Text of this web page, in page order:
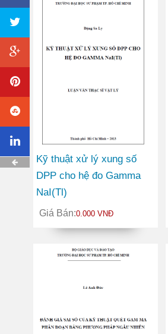
Kỹ thuật xử lý xung số
DPP cho hệ đo Gamma
NaI(Tl)
Giá Bán:0.000 VNĐ